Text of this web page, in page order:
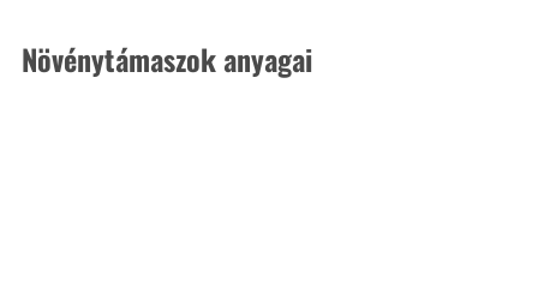
Növénytámaszok anyagai